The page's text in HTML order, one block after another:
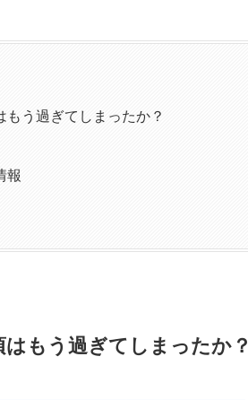
う過ぎてしまったか？
報
もう過ぎてしまったか？